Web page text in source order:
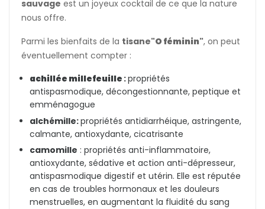
sauvage est un joyeux cocktail de ce que la nature
nous offre.
Parmi les bienfaits de la tisane"O féminin", on peut
éventuellement compter :
achillée millefeuille :propriétés
antispasmodique, décongestionnante, peptique et
emménagogue
alchémille:propriétés antidiarrhéique, astringente,
calmante, antioxydante, cicatrisante
camomille : propriétés anti-inflammatoire,
antioxydante, sédative et action anti-dépresseur,
antispasmodique digestif et utérin. Elle est réputée
en cas de troubles hormonaux et les douleurs
menstruelles, en augmentant la fluidité du sang